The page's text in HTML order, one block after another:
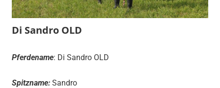
Di Sandro OLD
Pferdename: Di Sandro OLD
Spitzname: Sandro